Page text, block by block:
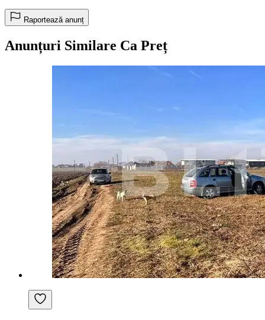
Raportează anunț
Anunțuri Similare Ca Preț